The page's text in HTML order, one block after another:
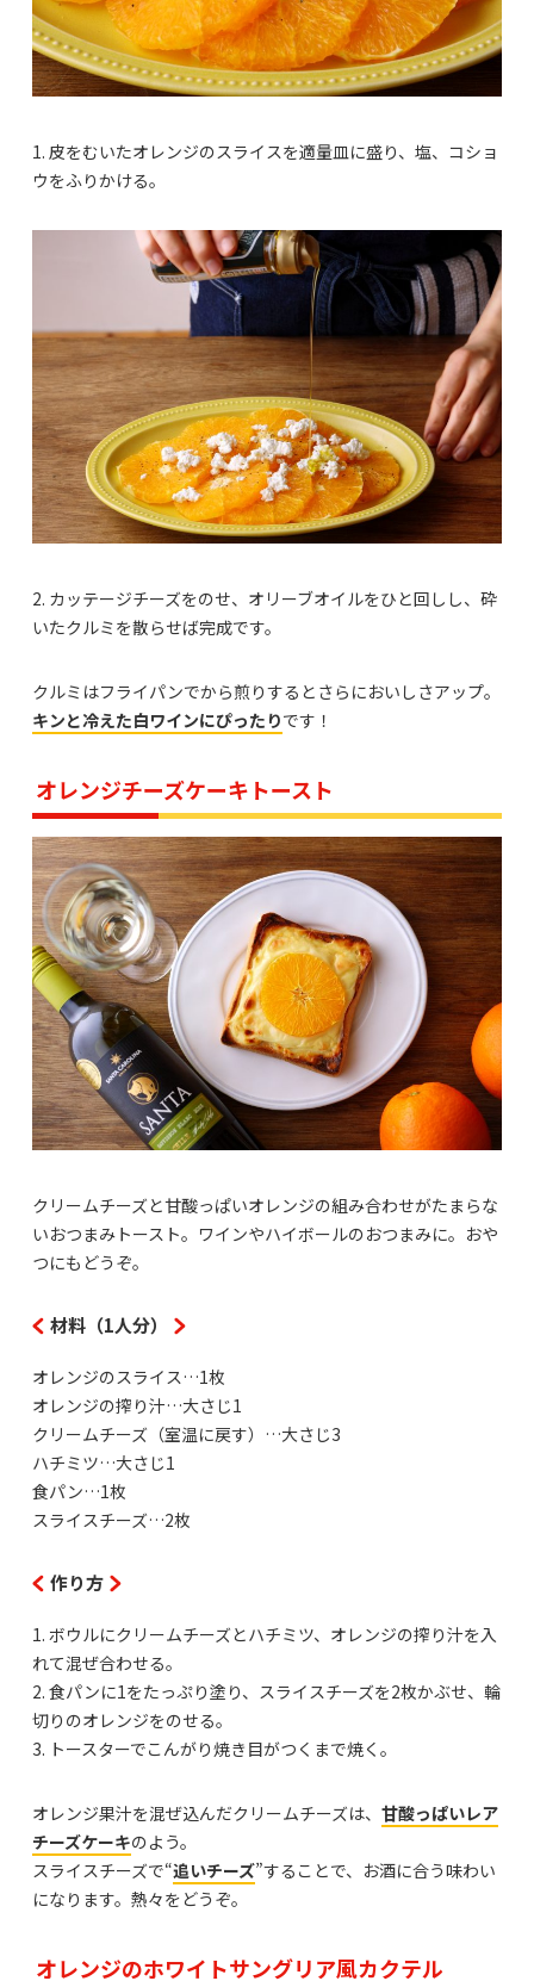
1. 皮をむいたオレンジのスライスを適量皿に盛り、塩、コショ
ウをふりかける。
2. カッテージチーズをのせ、オリーブオイルをひと回しし、砕
いたクルミを散らせば完成です。
クルミはフライパンでから煎りするとさらにおいしさアップ。
キンと冷えた白ワインにぴったりです！
オレンジチーズケーキトースト
クリームチーズと甘酸っぱいオレンジの組み合わせがたまらな
いおつまみトースト。ワインやハイボールのおつまみに。おや
つにもどうぞ。
材料（1人分）
オレンジのスライス…1枚
オレンジの搾り汁…大さじ1
クリームチーズ（室温に戻す）…大さじ3
ハチミツ…大さじ1
食パン…1枚
スライスチーズ…2枚
作り方
1. ボウルにクリームチーズとハチミツ、オレンジの搾り汁を入
れて混ぜ合わせる。
2. 食パンに1をたっぷり塗り、スライスチーズを2枚かぶせ、輪
切りのオレンジをのせる。
3. トースターでこんがり焼き目がつくまで焼く。
オレンジ果汁を混ぜ込んだクリームチーズは、 甘酸っぱいレア
チーズケーキのよう。
スライスチーズで“追いチーズ”することで、お酒に合う味わい
になります。熱々をどうぞ。
オレンジのホワイトサングリア風カクテル